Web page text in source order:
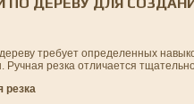
ПО ДЕРЕВУ ДЛЯ
требует определенных
резка отличается
резка